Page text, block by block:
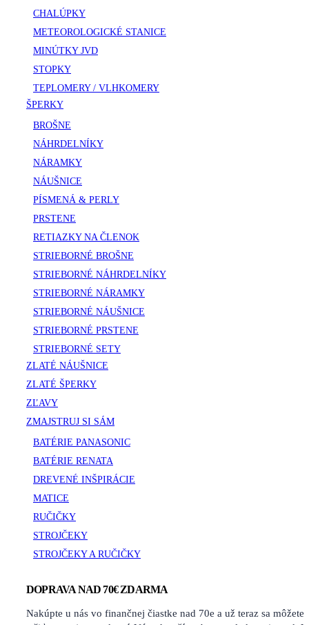
CHALÚPKY
METEOROLOGICKÉ STANICE
MINÚTKY JVD
STOPKY
TEPLOMERY / VLHKOMERY
ŠPERKY
BROŠNE
NÁHRDELNÍKY
NÁRAMKY
NÁUŠNICE
PÍSMENÁ & PERLY
PRSTENE
RETIAZKY NA ČLENOK
STRIEBORNÉ BROŠNE
STRIEBORNÉ NÁHRDELNÍKY
STRIEBORNÉ NÁRAMKY
STRIEBORNÉ NÁUŠNICE
STRIEBORNÉ PRSTENE
STRIEBORNÉ SETY
ZLATÉ NÁUŠNICE
ZLATÉ ŠPERKY
ZĽAVY
ZMAJSTRUJ SI SÁM
BATÉRIE PANASONIC
BATÉRIE RENATA
DREVENÉ INŠPIRÁCIE
MATICE
RUČIČKY
STROJČEKY
STROJČEKY A RUČIČKY
DOPRAVA NAD 70€ ZDARMA
Nakúpte u nás vo finančnej čiastke nad 70e a už teraz sa môžete